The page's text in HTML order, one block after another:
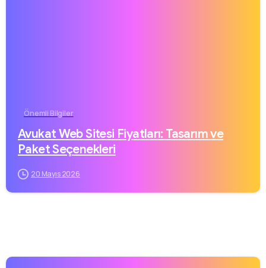
Önemli Bilgiler
Avukat Web Sitesi Fiyatları: Tasarım ve
Paket Seçenekleri
20 Mayıs 2026